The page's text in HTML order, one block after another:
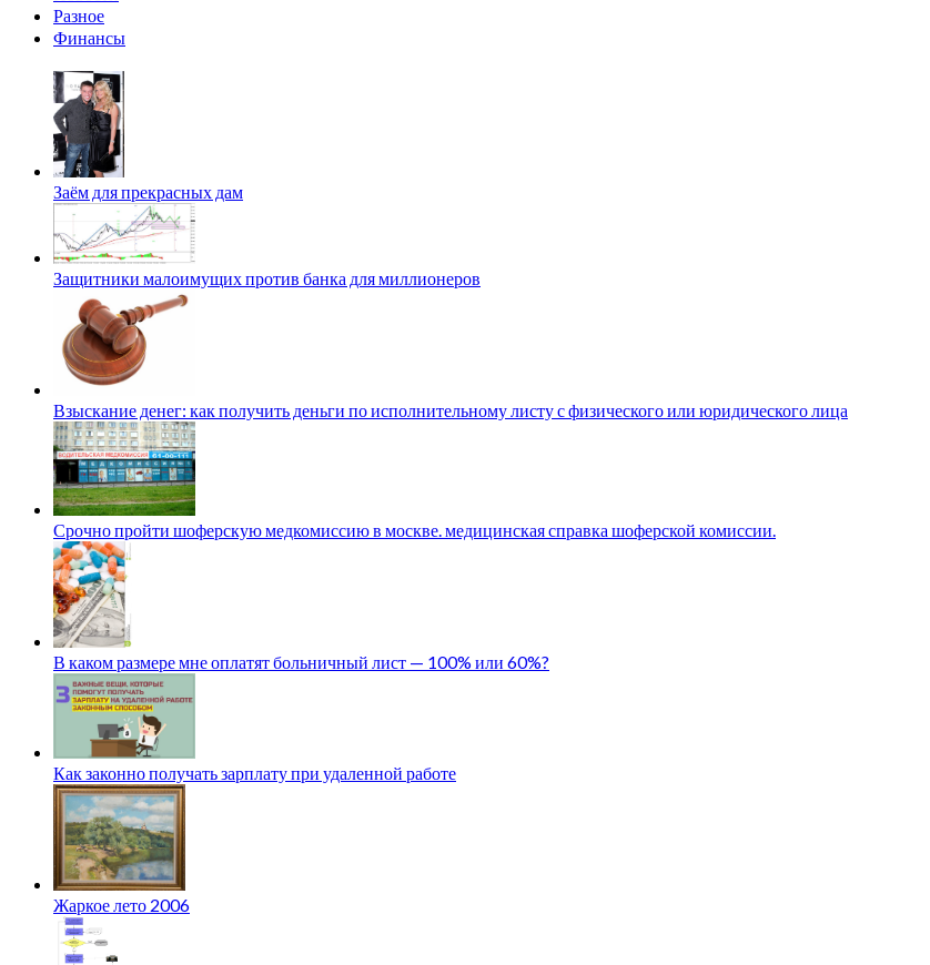
Разное
Финансы
Заём для прекрасных дам
Защитники малоимущих против банка для миллионеров
Взыскание денег: как получить деньги по исполнительному листу с физического или юридического лица
Срочно пройти шоферскую медкомиссию в москве. медицинская справка шоферской комиссии.
В каком размере мне оплатят больничный лист — 100% или 60%?
Как законно получать зарплату при удаленной работе
Жаркое лето 2006